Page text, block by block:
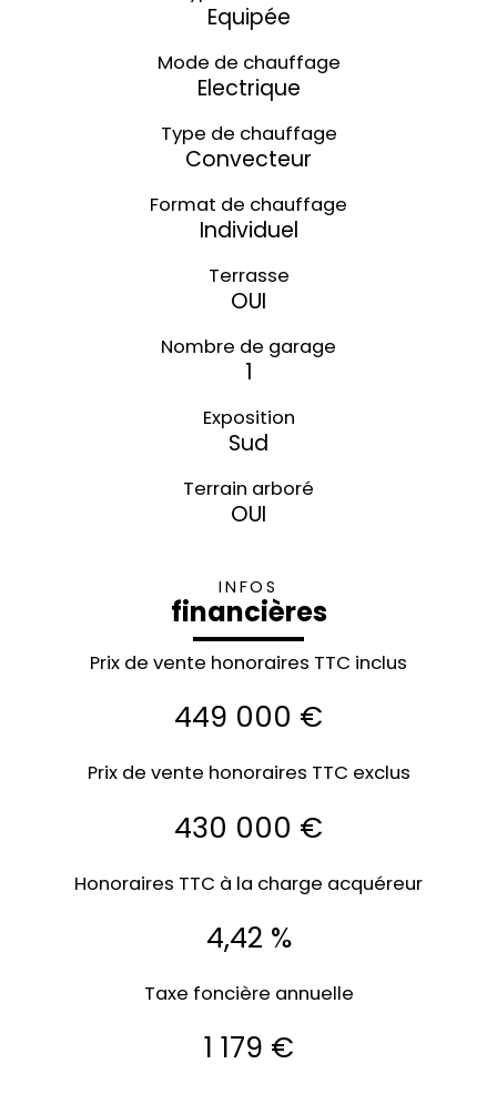
Equipée
Mode de chauffage
Electrique
Type de chauffage
Convecteur
Format de chauffage
Individuel
Terrasse
OUI
Nombre de garage
1
Exposition
Sud
Terrain arboré
OUI
INFOS
financières
Prix de vente honoraires TTC inclus
449 000 €
Prix de vente honoraires TTC exclus
430 000 €
Honoraires TTC à la charge acquéreur
4,42 %
Taxe foncière annuelle
1 179 €